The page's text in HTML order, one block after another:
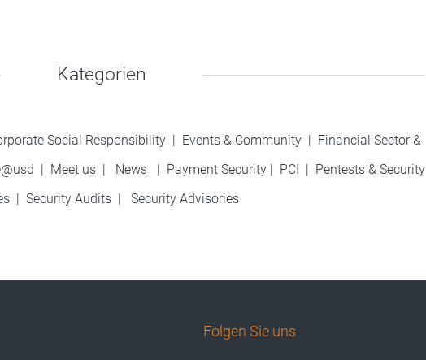
Kategorien
Social Responsibility| Events & Community | Financial Sector &
| Meet us| News | Payment Security| PCI | Pentests & Security
| Security Audits| Security Advisories
Folgen Sie uns